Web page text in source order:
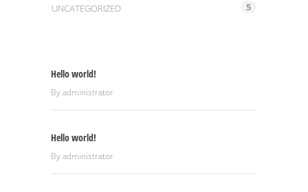
UNCATEGORIZED 5
Hello world!
Byadministrator
Hello world!
Byadministrator